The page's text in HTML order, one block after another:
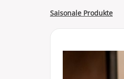
Saisonale Produkte